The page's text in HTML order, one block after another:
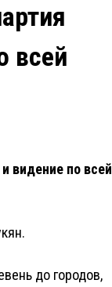
всей
видение по всей
до городов,